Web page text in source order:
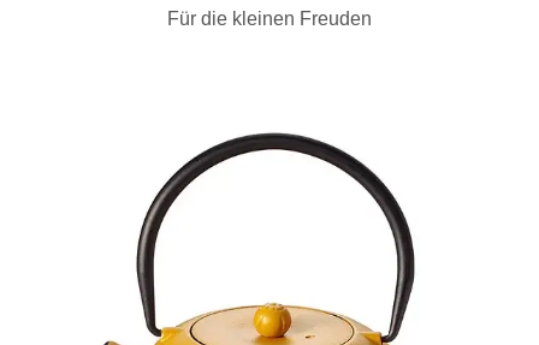
Für die kleinen Freuden